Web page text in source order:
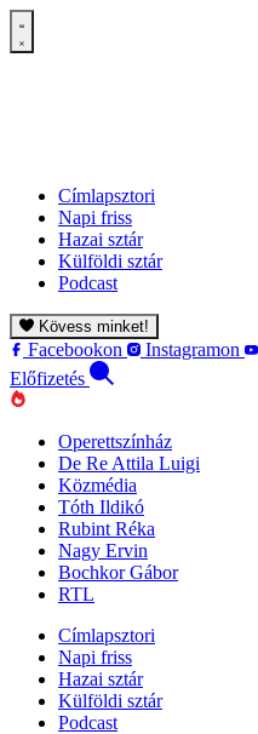
Címlapsztori
Napi friss
Hazai sztár
Külföldi sztár
Podcast
Kövess minket!
Facebookon Instagramon
Előfizetés
Operettszínház
De Re Attila Luigi
Közmédia
Tóth Ildikó
Rubint Réka
Nagy Ervin
Bochkor Gábor
RTL
Címlapsztori
Napi friss
Hazai sztár
Külföldi sztár
Podcast